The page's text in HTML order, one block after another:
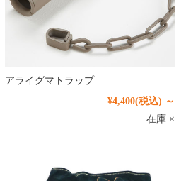
アライグマトラップ
¥4,400(税込) ～
在庫 ×